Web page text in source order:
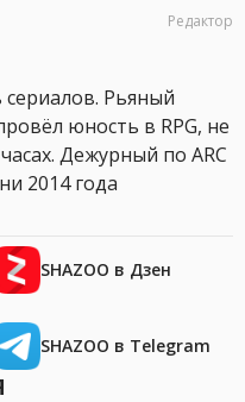
Редактор
Рьяный
юность в RPG, не
Дежурный по ARC
2014 года
SHAZOO в Дзен
SHAZOO в Telegram